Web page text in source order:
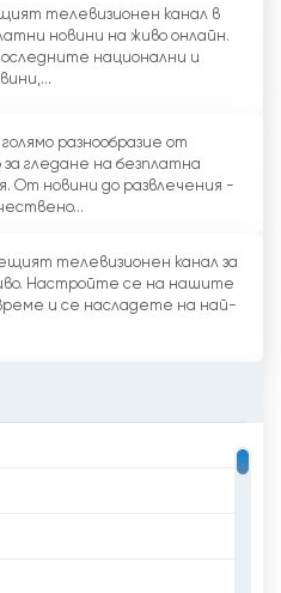
телевизионен канал в
новини на живо онлайн.
национални и
разнообразие от
гледане на безплатна
От новини до развлечения -
телевизионен канал за
Настройте се на нашите
и се насладете на най-